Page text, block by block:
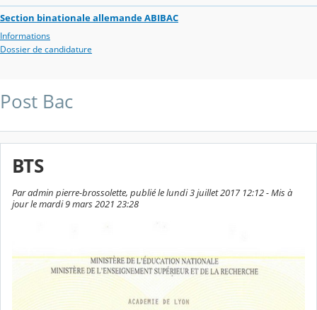
Section binationale allemande ABIBAC
Informations
Dossier de candidature
Post Bac
BTS
Par admin pierre-brossolette, publié le lundi 3 juillet 2017 12:12 - Mis à
jour le mardi 9 mars 2021 23:28